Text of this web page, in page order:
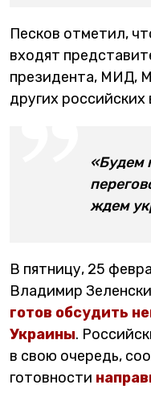
Песков отметил,
входят
президента, МИД,
других российских
«Будем
ждем
В пятницу, 25
Владимир
готов обсудить
Украины.
в свою очередь,
готовности